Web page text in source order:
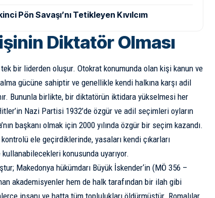
Pön Savaşı’nı Tetikleyen Kıvılcım
Diktatör Olması
bir liderden oluşur. Otokrat konumunda olan kişi kanun ve
gücüne sahiptir ve genellikle kendi halkına karşı adil
Bununla birlikte, bir diktatörün iktidara yükselmesi her
Nazi Partisi 1932’de özgür ve adil seçimleri oyların
başkanı olmak için 2000 yılında özgür bir seçim kazandı.
ele geçirdiklerinde, yasaları kendi çıkarları
konusunda uyarıyor.
Makedonya hükümdarı Büyük İskender‘in (MÖ 356 –
akademisyenler hem de halk tarafından bir ilah gibi
insanı ve hatta tüm toplulukları öldürmüştür. Romalılar